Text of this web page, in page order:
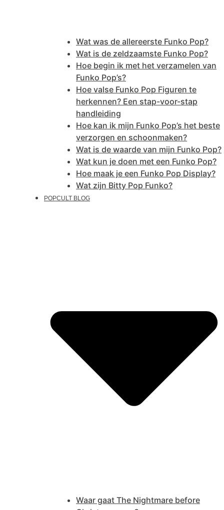
Wat was de allereerste Funko Pop?
Wat is de zeldzaamste Funko Pop?
Hoe begin ik met het verzamelen van
Funko Pop’s?
Hoe valse Funko Pop Figuren te
herkennen? Een stap-voor-stap
handleiding
Hoe kan ik mijn Funko Pop’s het beste
verzorgen en schoonmaken?
Wat is de waarde van mijn Funko Pop?
Wat kun je doen met een Funko Pop?
Hoe maak je een Funko Pop Display?
Wat zijn Bitty Pop Funko?
POPCULT BLOG
Waar gaat The Nightmare before